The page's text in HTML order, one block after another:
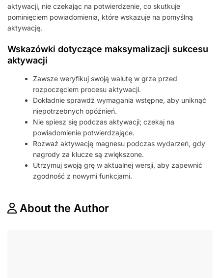
aktywacji, nie czekając na potwierdzenie, co skutkuje
pominięciem powiadomienia, które wskazuje na pomyślną
aktywację.
Wskazówki dotyczące maksymalizacji sukcesu
aktywacji
Zawsze weryfikuj swoją walutę w grze przed
rozpoczęciem procesu aktywacji.
Dokładnie sprawdź wymagania wstępne, aby uniknąć
niepotrzebnych opóźnień.
Nie spiesz się podczas aktywacji; czekaj na
powiadomienie potwierdzające.
Rozważ aktywację magnesu podczas wydarzeń, gdy
nagrody za klucze są zwiększone.
Utrzymuj swoją grę w aktualnej wersji, aby zapewnić
zgodność z nowymi funkcjami.
About the Author